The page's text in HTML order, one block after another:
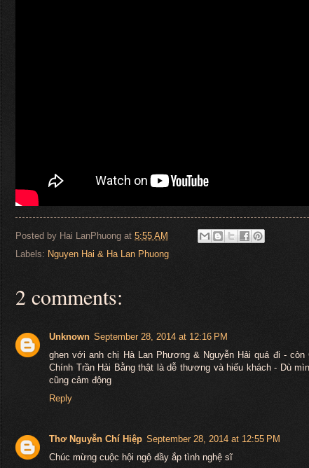
Posted by Hai LanPhuong at 5:55 AM
Labels: Nguyen Hai & Ha Lan Phuong
2 comments:
Unknown September 28, 2014 at 12:16 PM
ghen với anh chị Hà Lan Phương & Nguyễn Hải quá đi - còn
Chính Trần Hải Bằng thật là dễ thương và hiếu khách - Dù
cũng cảm động
Reply
Thơ Nguyễn Chí Hiệp September 28, 2014 at 12:55 PM
Chúc mừng cuộc hội ngộ đầy ắp tình nghệ sĩ